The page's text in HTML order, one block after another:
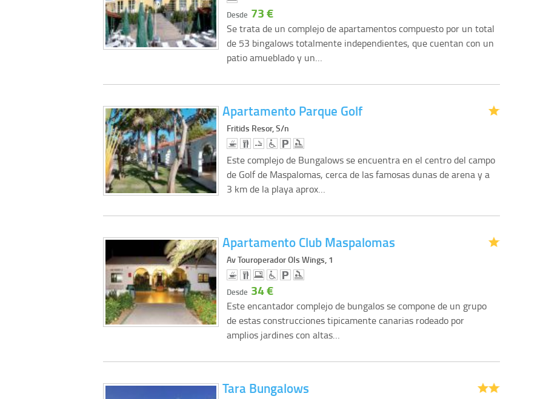
Desde 73 €
Se trata de un complejo de apartamentos compuesto por un total
de 53 bingalows totalmente independientes, que cuentan con un
patio amueblado y un…
Apartamento Parque Golf
Fritids Resor, S/n
Este complejo de Bungalows se encuentra en el centro del campo
de Golf de Maspalomas, cerca de las famosas dunas de arena y a
3 km de la playa aprox…
Apartamento Club Maspalomas
Av Touroperador Ols Wings, 1
Desde 34 €
Este encantador complejo de bungalos se compone de un grupo
de estas construcciones tipicamente canarias rodeado por
amplios jardines con altas…
Tara Bungalows